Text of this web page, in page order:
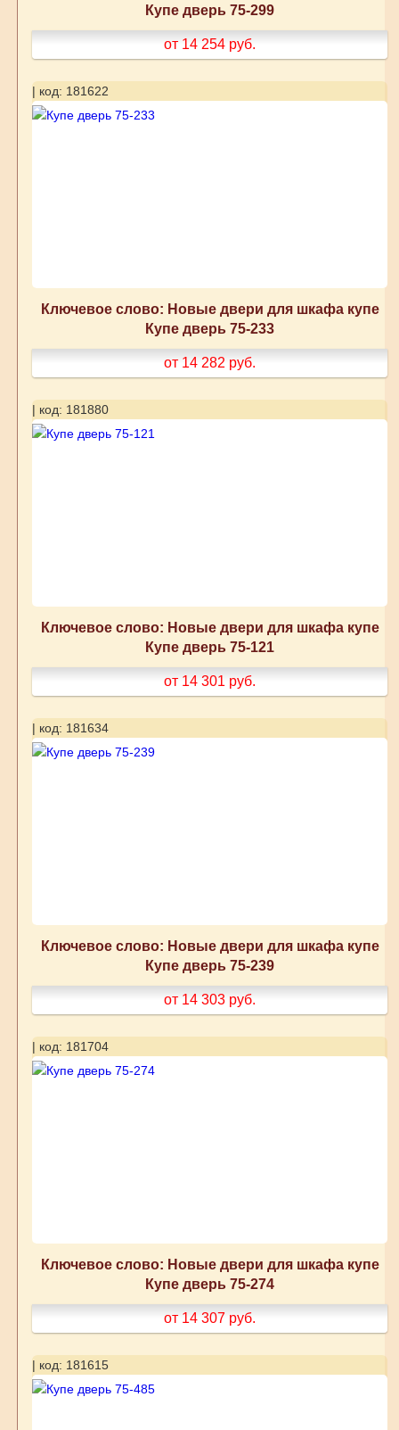
Купе дверь 75-299
от 14 254 руб.
| код: 181622
Ключевое слово: Новые двери для шкафа купе
Купе дверь 75-233
от 14 282 руб.
| код: 181880
Ключевое слово: Новые двери для шкафа купе
Купе дверь 75-121
от 14 301 руб.
| код: 181634
Ключевое слово: Новые двери для шкафа купе
Купе дверь 75-239
от 14 303 руб.
| код: 181704
Ключевое слово: Новые двери для шкафа купе
Купе дверь 75-274
от 14 307 руб.
| код: 181615